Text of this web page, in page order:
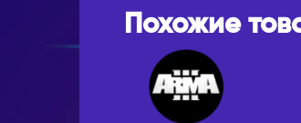
Похожие